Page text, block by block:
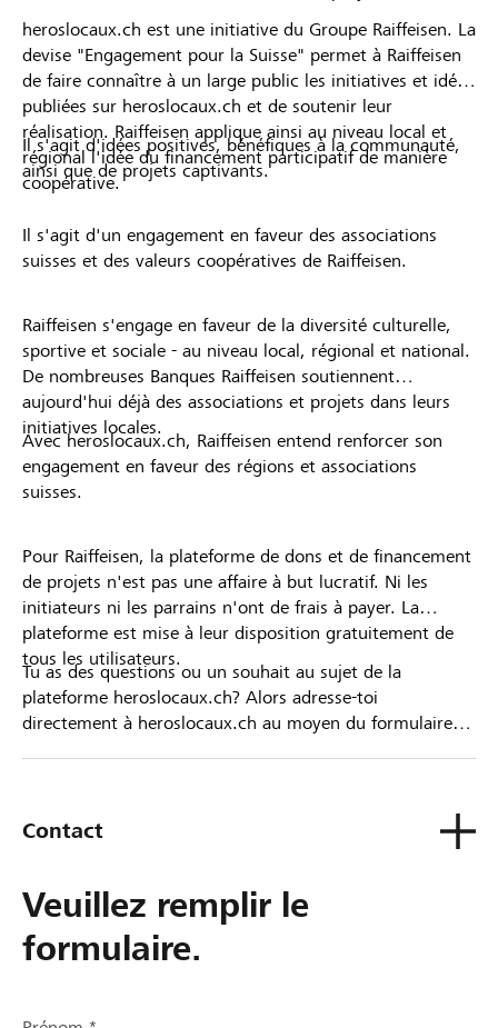
heroslocaux.ch est une initiative du Groupe Raiffeisen. La
devise "Engagement pour la Suisse" permet à Raiffeisen
de faire connaître à un large public les initiatives et idées
publiées sur heroslocaux.ch et de soutenir leur
réalisation. Raiffeisen applique ainsi au niveau local et
régional l'idée du financement participatif de manière
coopérative.
Il s'agit d'idées positives, bénéfiques à la communauté,
ainsi que de projets captivants.
Il s'agit d'un engagement en faveur des associations
suisses et des valeurs coopératives de Raiffeisen.
Raiffeisen s'engage en faveur de la diversité culturelle,
sportive et sociale - au niveau local, régional et national.
De nombreuses Banques Raiffeisen soutiennent
aujourd'hui déjà des associations et projets dans leurs
initiatives locales.
Avec heroslocaux.ch, Raiffeisen entend renforcer son
engagement en faveur des régions et associations
suisses.
Pour Raiffeisen, la plateforme de dons et de financement
de projets n'est pas une affaire à but lucratif. Ni les
initiateurs ni les parrains n'ont de frais à payer. La
plateforme est mise à leur disposition gratuitement de
tous les utilisateurs.
Tu as des questions ou un souhait au sujet de la
plateforme heroslocaux.ch? Alors adresse-toi
directement à heroslocaux.ch au moyen du formulaire
Contact
Veuillez remplir le
formulaire.